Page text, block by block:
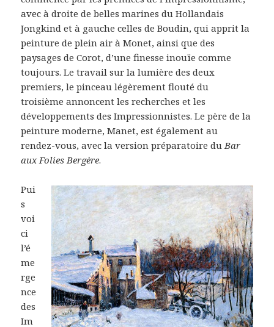
avec à droite de belles marines du Hollandais
Jongkind et à gauche celles de Boudin, qui apprit la
peinture de plein air à Monet, ainsi que des
paysages de Corot, d’une finesse inouïe comme
toujours. Le travail sur la lumière des deux
premiers, le pinceau légèrement flouté du
troisième annoncent les recherches et les
développements des Impressionnistes. Le père de la
peinture moderne, Manet, est également au
rendez-vous, avec la version préparatoire duBar
aux Folies Bergère.
Pui
s
voi
ci
l’é
me
rge
nce
des
Im